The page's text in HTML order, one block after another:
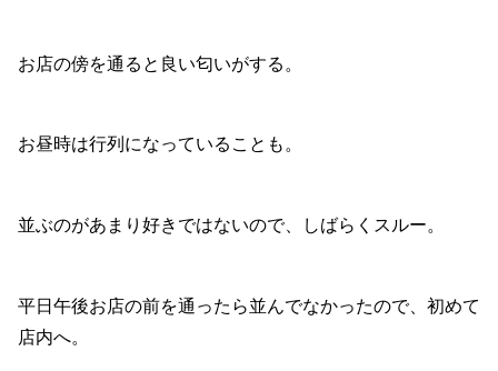
お店の傍を通ると良い匂いがする。
お昼時は行列になっていることも。
並ぶのがあまり好きではないので、しばらくスルー。
平日午後お店の前を通ったら並んでなかったので、初めて
店内へ。